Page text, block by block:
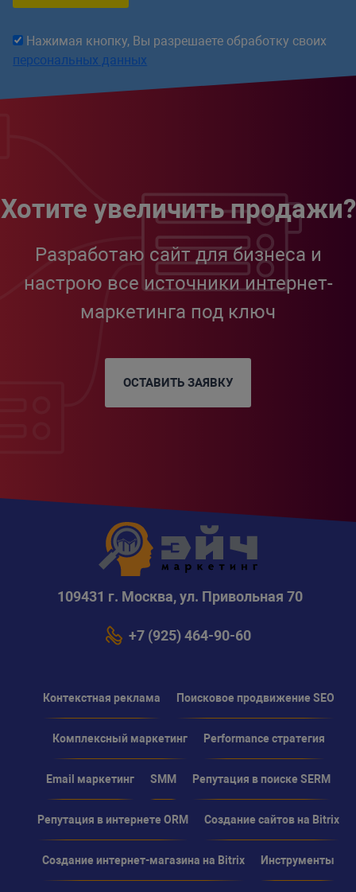
Нажимая кнопку, Вы разрешаете обработку своих
персональных данных
Хотите увеличить продажи?
Разработаю сайт для бизнеса и
настрою все источники интернет-
маркетинга под ключ
ОСТАВИТЬ ЗАЯВКУ
109431 г. Москва, ул. Привольная 70
+7 (925) 464-90-60
Контекстная реклама Поисковое продвижение SEO
Комплексный маркетинг Performance стратегия
Email маркетинг SMM Репутация в поиске SERM
Репутация в интернете ORM Создание сайтов на Bitrix
Создание интернет-магазина на Bitrix Инструменты